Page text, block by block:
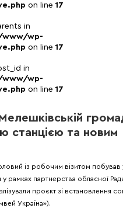
on line 17
in
www/wp-
on line 17
in
www/wp-
on line 17
станцією та новим
із робочим візитом побував
у рамках партнерства обласної
проєкт зі встановлення
Україна»).